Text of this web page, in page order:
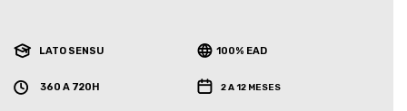
LATO SENSU 100% EAD
360 A 720H 2 A 12 MESES